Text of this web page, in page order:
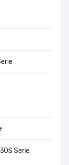
Serie